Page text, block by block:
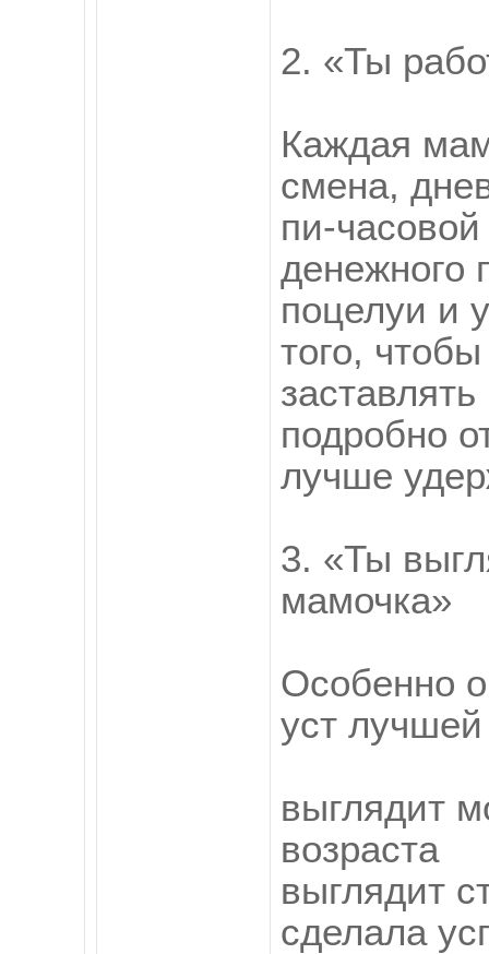
2. «Ты
Каждая
смена,
пи-
денежного
поцелуи и
того,
подробно
лучше
3. «Ты
мамочка»
Особенно
уст лучшей
выглядит
возраста
выглядит
сделала